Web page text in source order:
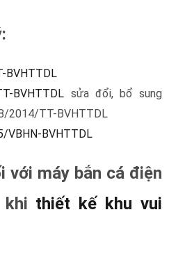
ngành của Bộ Văn hóa Thể
Sở sẽ thành lập hội đồng thẩm
mẫu Biên bản thẩm định mà